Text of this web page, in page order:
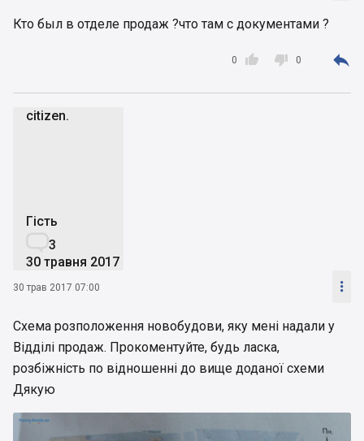
Кто был в отделе продаж ?что там с документами ?

0  0 
citizen.
Гість
3
30 травня 2017
30 трав 2017 07:00 
Схема розположення новобудови, яку мені надали у
Відділі продаж. Прокоментуйте, будь ласка,
розбіжність по відношенні до вище доданої схеми
Дякую